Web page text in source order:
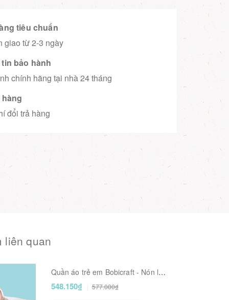
tiêu chuẩn
giao từ 2-3 ngày
bảo hành
chính hãng tại nhà 24 tháng
đổi trả hàng
liên quan
Quần áo trẻ em Bobicraft - Nón len
gấu Bobbie (L) - Cotton hữu cơ
548.150₫ 577.000₫